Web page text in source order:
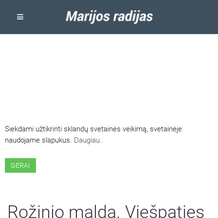
Siekdami užtikrinti sklandų svetainės veikimą, svetainėje
naudojame slapukus. Daugiau..
GERAI
Rožinio malda. Viešpaties